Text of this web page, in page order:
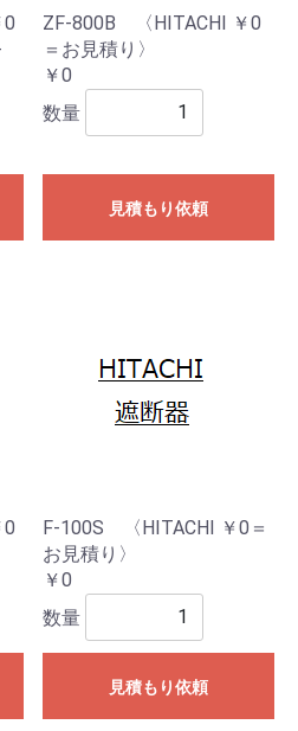
ZF-800B 〈HITACHI ￥0
＝お見積り〉
￥0
数量
見積もり依頼
F-100S 〈HITACHI ￥0＝
お見積り〉
￥0
数量
見積もり依頼